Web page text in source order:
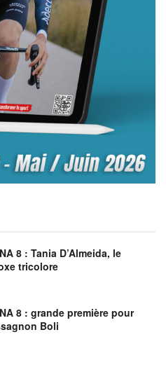
8 : Tania D’Almeida, le
tricolore
8 : grande première pour
Boli